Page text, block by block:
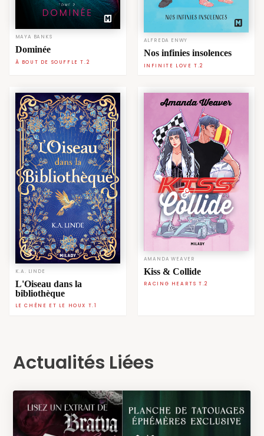
MAYA BANKS
Dominée
À BOUT DE SOUFFLE T.2
ALFREDA ENWY
Nos infinies insolences
INFINITE LOVE T.2
K.A. LINDE
L'Oiseau dans la
bibliothèque
LE CHÊNE ET LE HOUX T.1
AMANDA WEAVER
Kiss & Collide
RACING HEARTS T.2
Actualités Liées